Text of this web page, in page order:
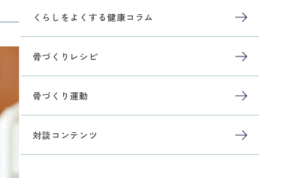
くらしをよくする健康コラム
骨づくりレシピ
骨づくり運動
対談コンテンツ